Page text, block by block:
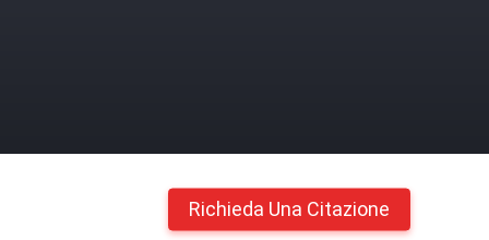
Richieda Una Citazione